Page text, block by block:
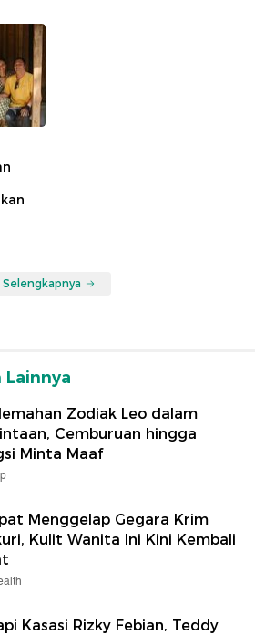
Selengkapnya
Zodiak Leo dalam
Cemburuan hingga
Minta Maaf
Menggelap Gegara Krim
Kulit Wanita Ini Kini Kembali
Kasasi Rizky Febian, Teddy